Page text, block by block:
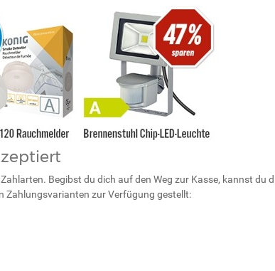
Begibst du dich auf den Weg zur Kasse, kannst du
Zahlungsvarianten zur Verfügung gestellt: